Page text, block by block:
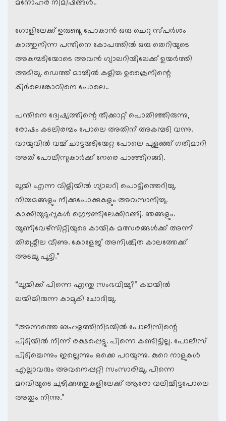
മനോഹര നിമിഷങ്ങള്‍..
ഗോളിലേക്ക് ഉരുണ്ടു പോകാന്‍ ഒരു ചെറു സ്പര്‍ശം
കാത്തുനിന്ന പന്തിനെ കോപത്തില്‍ ഒരു തെറിയുടെ
അകമ്പടിയോടെ അവന്‍ ഗ്യാലറിയിലേക്ക് ഉയര്‍ത്തി
അടിച്ചു. ഡെത്ത് മാച്ചില്‍ കളിച്ച ഉക്രൈനിന്റെ
കിര്‍ലെങ്കോവിനെ പോലെ..
പന്തിനെ ദ്വേഷ്യത്തിന്റെ തീക്കാറ്റ് പൊതിഞ്ഞിരുന്നു,
രോഷം കടലിരമ്പം പോലെ അതിന് അകമ്പടി വന്നു.
വായുവില്‍ വച്ച് ചാട്ടയടിയേറ്റ പോലെ പുളഞ്ഞ് ഗതിമാറി
അത് പോലീസുകാര്‍ക്ക് നേരെ പാഞ്ഞിറങ്ങി.
ലൂയി എന്ന വിളിയില്‍ ഗ്യാലറി പൊട്ടിത്തെറിച്ചു.
നിയമങ്ങളും നീക്കുപോക്കുകളും അവസാനിച്ചു.
കാക്കിയുടുപ്പുകള്‍ ഗ്രൌണ്ടിലേക്കിറങ്ങി. ഞങ്ങളും.
യൂണിവേഴ്സിറ്റിയുടെ കായിക മത്സരങ്ങള്‍ക്ക് അന്ന്
തിരശ്ശീല വീണു. കോളേജ് അനിശ്ചിത കാലത്തേക്ക്
അടച്ചു പൂട്ടി.”
“ലൂയിക്ക് പിന്നെ എന്തു സംഭവിച്ചു?” കഥയില്‍
ലയിച്ചിരുന്ന കാമുകി ചോദിച്ചു.
“അന്നത്തെ ബഹളത്തിനിടയില്‍ പോലീസിന്റെ
പിടിയില്‍ നിന്ന് രക്ഷപ്പെട്ടു. പിന്നെ കണ്ടിട്ടില്ല. പോലീസ്
പിടിച്ചെന്നും ഇല്ലെന്നും ഒക്കെ പറയുന്നു. കുറെ നാളുകള്‍
എല്ലാവരും അവനെപ്പറ്റി സംസാരിച്ചു. പിന്നെ
മറവിയുടെ ചുഴിക്കുത്തുകളിലേക്ക് ആരോ വലിച്ചിട്ടപോലെ
അതും നിന്നു.”